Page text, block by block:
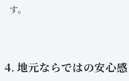
す。
4. 地元ならではの安心感